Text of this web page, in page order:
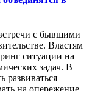
с бывшими
Властям
ситуации на
задач. В
развиваться